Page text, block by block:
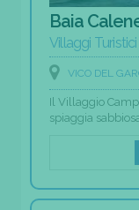
Baia
Villaggi
VICO DEL
Il Villaggio
spiaggia